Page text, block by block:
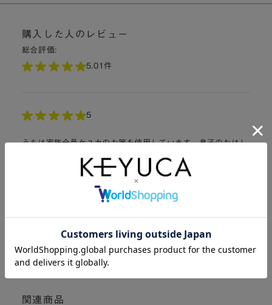
購入した人のレビュー
総合評価:
5.01件
5
うちは家族全員ケユカのお箸を使用しています。息子のおはし
が子供用だと小さくなってきてこちらのお箸を購入しました。
若干大きいと感じますが本人は問題ないようです。色がグラデ
ーションになっていてとても綺麗です。
関連商品